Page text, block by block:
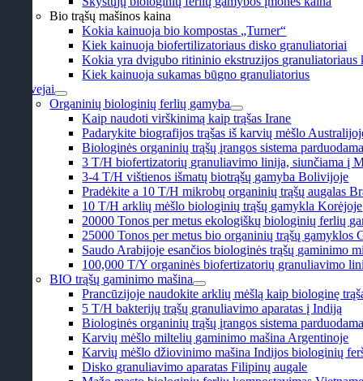
Bio trąšų mašinos kaina
Kokia kainuoja bio kompostas „Turner“
Kiek kainuoja biofertilizatoriaus disko granuliatoriai
Kokia yra dvigubo ritininio ekstruzijos granuliatoriaus
Kiek kainuoja sukamas būgno granuliatorius
Atvejai
Organinių biologinių ferlių gamyba
Kaip naudoti virškinimą kaip trąšas Irane
Padarykite biografijos trąšas iš karvių mėšlo
Biologinės organinių trąšų įrangos sistema
3 T/H biofertizatorių granuliavimo linija, siunčiama į
3-4 T/H vištienos išmatų biotrąšų gamyba Bolivijoje
Pradėkite a 10 T/H mikrobų organinių trąšų augalas
10 T/H arklių mėšlo biologinių trąšų gamykla Korėjoje
20000 Tonos per metus ekologiškų biologinių ferlių
25000 Tonos per metus bio organinių trąšų gamyklos
Saudo Arabijoje esančios biologinės trąšų gaminimo
100,000 T/Y organinės biofertizatorių granuliavimo
BIO trąšų gaminimo mašina
Prancūzijoje naudokite arklių mėšlą kaip biologinę
5 T/H bakterijų trąšų granuliavimo aparatas į Indiją
Biologinės organinių trąšų įrangos sistema
Karvių mėšlo miltelių gaminimo mašina Argentinoje
Karvių mėšlo džiovinimo mašina Indijos biologinių
Disko granuliavimo aparatas Filipinų augale